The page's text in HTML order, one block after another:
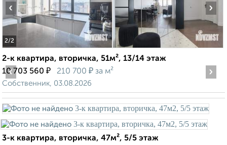
2/2
‹ ›
2-к квартира, вторичка, 51м², 13/14 этаж
10 703 560 ₽ 210 700 ₽ за м²
Собственник, 03.08.2026
‹ ›
3-к квартира, вторичка, 47м², 5/5 этаж